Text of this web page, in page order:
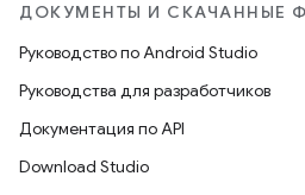
ДОКУМЕНТЫ И СКАЧАННЫЕ
Руководство по Android Studio
Руководства для разработчиков
Документация по API
Download Studio